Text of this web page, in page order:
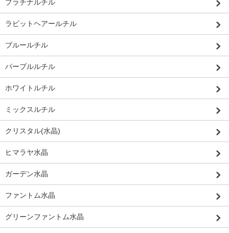
プラチナルチル
ラビットヘアールチル
ブルールチル
パープルルチル
ホワイトルチル
ミックスルチル
クリスタル(水晶)
ヒマラヤ水晶
ガーデン水晶
ファントム水晶
グリーンファントム水晶